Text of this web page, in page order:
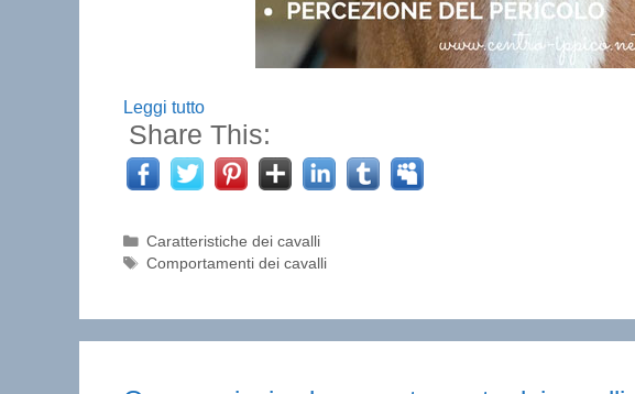
Leggi tutto
Share This:
Categorie
Caratteristiche dei cavalli
Tag
Comportamenti dei cavalli